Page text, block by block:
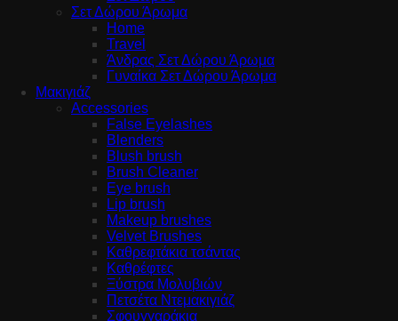
Σετ Δώρου Άρωμα
Home
Travel
Άνδρας Σετ Δώρου Άρωμα
Γυναίκα Σετ Δώρου Άρωμα
Μακιγιάζ
Accessories
False Eyelashes
Blenders
Blush brush
Brush Cleaner
Eye brush
Lip brush
Makeup brushes
Velvet Brushes
Καθρεφτάκια τσάντας
Καθρέφτες
Ξύστρα Μολυβιών
Πετσέτα Ντεμακιγιάζ
Σφουγγαράκια